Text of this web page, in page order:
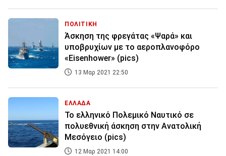
ΠΟΛΙΤΙΚΗ
Άσκηση της φρεγάτας «Ψαρά» και
υποβρυχίων με το αεροπλανοφόρο
«Eisenhower» (pics)
13 Μαρ 2021 22:50
ΕΛΛΑΔΑ
Το ελληνικό Πολεμικό Ναυτικό σε
πολυεθνική άσκηση στην Ανατολική
Μεσόγειο (pics)
12 Μαρ 2021 14:00